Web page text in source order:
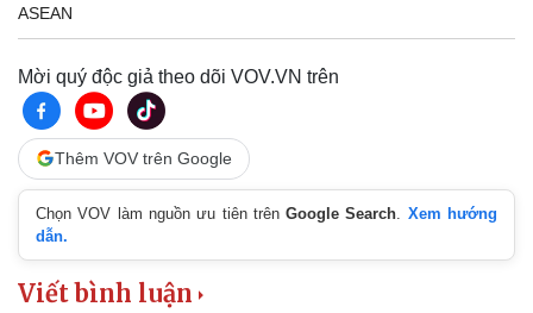
ASEAN
Mời quý độc giả theo dõi VOV.VN trên
Thêm VOV trên Google
Chọn VOV làm nguồn ưu tiên trênGoogle Search
Xem hướng
dẫn.
Viết bình luận